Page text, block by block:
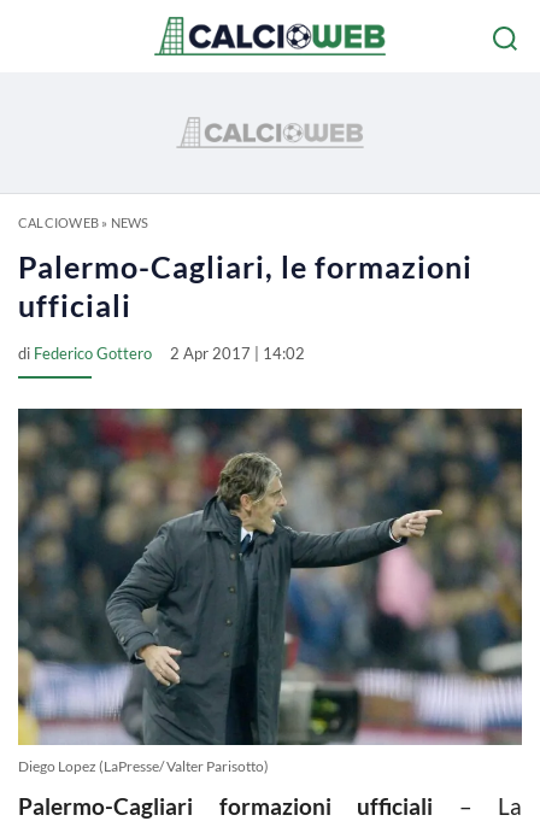
CALCIOWEB» NEWS
Palermo-Cagliari, le formazioni
ufficiali
di Federico Gottero 2 Apr 2017 | 14:02
Diego Lopez (LaPresse/ Valter Parisotto)
Palermo-Cagliari formazioni ufficiali – La